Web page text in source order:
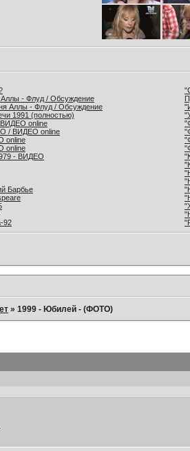
- Флуд / Обсуждение
Аллы - Флуд / Обсуждение
1991 (полностью)
online
/ ВИДЕО online
online
online
- ВИДЕО
Барбье
92
»1999 - Юбилей - (ФОТО)